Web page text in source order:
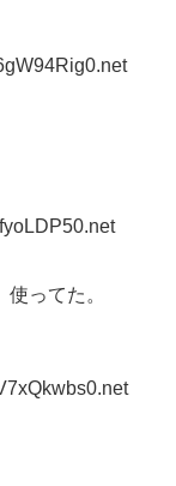
ってた。